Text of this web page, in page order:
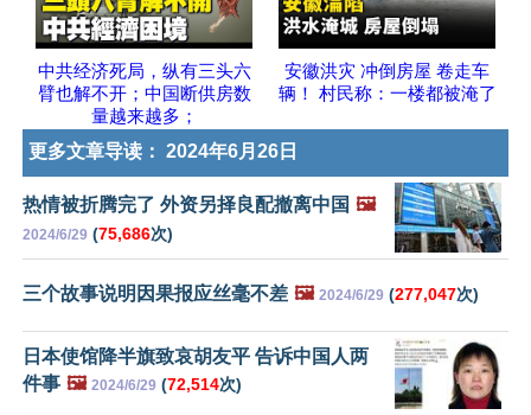
中共经济死局，纵有三头六
臂也解不开；中国断供房数
量越来越多；
安徽洪灾 冲倒房屋 卷走车
辆！ 村民称：一楼都被淹了
更多文章导读： 2024年6月26日
热情被折腾完了 外资另择良配撤离中国 🖼️
2024/6/29 (75,686次)
三个故事说明因果报应丝毫不差 🖼️ 2024/6/29 (277,047次)
日本使馆降半旗致哀胡友平 告诉中国人两
件事 🖼️ 2024/6/29 (72,514次)